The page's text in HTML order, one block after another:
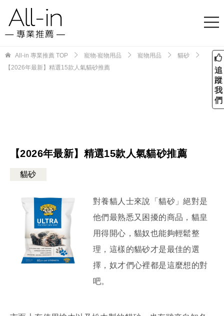
All-in 專業推薦 TOP 寵物‧寵物用品 寵物用品
貓砂
【2026年最新】精選15款人氣貓砂推薦
【2026年最新】精選15款人氣貓砂推薦
貓砂
對養貓人士來說「貓砂」絕對是
他們最熟悉又困擾的商品，貓皇
用得開心，貓奴也能夠輕鬆整
理，這樣的貓砂才是最佳的選
擇，奴才們心裡都是這麼想的對
吧。
追
蹤
我
們